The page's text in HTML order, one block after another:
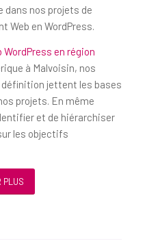
dans nos projets de
Web en WordPress.
WordPress en région
à Malvoisin, nos
jettent les bases
projets. En même
et de hiérarchiser
les objectifs
PLUS